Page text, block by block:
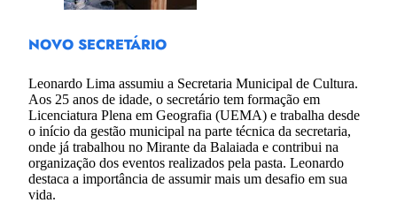
NOVO SECRETÁRIO
Leonardo Lima assumiu a Secretaria Municipal de Cultura.
Aos 25 anos de idade, o secretário tem formação em
Licenciatura Plena em Geografia (UEMA) e trabalha desde
o início da gestão municipal na parte técnica da secretaria,
onde já trabalhou no Mirante da Balaiada e contribui na
organização dos eventos realizados pela pasta. Leonardo
destaca a importância de assumir mais um desafio em sua
vida.